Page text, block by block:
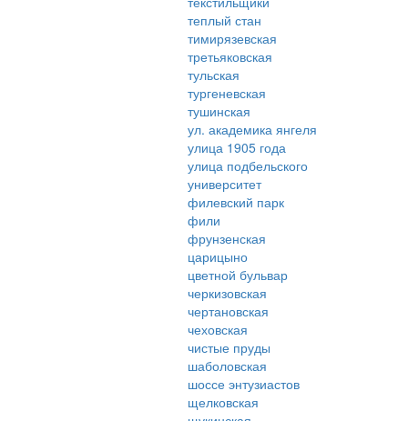
теплый стан
тимирязевская
третьяковская
тульская
тургеневская
тушинская
ул. академика янгеля
улица 1905 года
улица подбельского
университет
филевский парк
фили
фрунзенская
царицыно
цветной бульвар
черкизовская
чертановская
чеховская
чистые пруды
шаболовская
шоссе энтузиастов
щелковская